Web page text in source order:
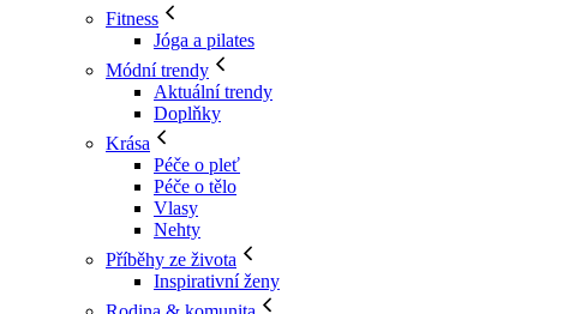
Fitness
Jóga a pilates
Módní trendy
Aktuální trendy
Doplňky
Krása
Péče o pleť
Péče o tělo
Vlasy
Nehty
Příběhy ze života
Inspirativní ženy